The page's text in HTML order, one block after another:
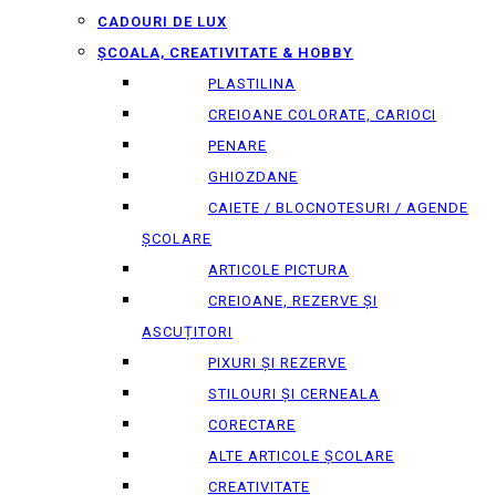
CADOURI DE LUX
ȘCOALA, CREATIVITATE & HOBBY
PLASTILINA
CREIOANE COLORATE, CARIOCI
PENARE
GHIOZDANE
CAIETE / BLOCNOTESURI / AGENDE
ȘCOLARE
ARTICOLE PICTURA
CREIOANE, REZERVE ȘI
ASCUȚITORI
PIXURI ȘI REZERVE
STILOURI ȘI CERNEALA
CORECTARE
ALTE ARTICOLE ȘCOLARE
CREATIVITATE